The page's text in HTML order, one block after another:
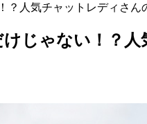
？人気チャットレディさん
じゃない！？